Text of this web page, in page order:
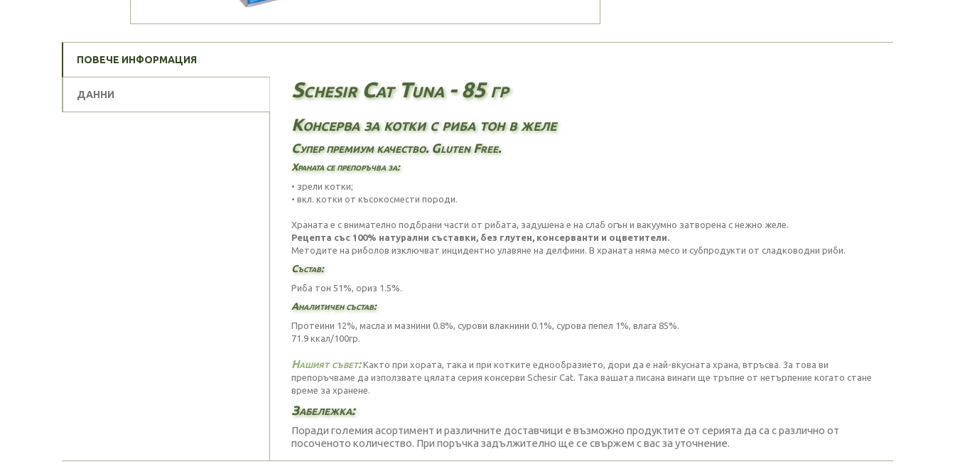
ПОВЕЧЕ ИНФОРМАЦИЯ
ДАННИ Schesir Cat Tuna - 85 гр
Консерва за котки с риба тон в желе
Супер премиум качество. Gluten Free.
Храната се препоръчва за:
• зрели котки;
• вкл. котки от късокосмести породи.
Храната е с внимателно подбрани части от рибата, задушена е на слаб огън и вакуумно затворена с нежно желе.
Рецепта със 100% натурални съставки, без глутен, консерванти и оцветители.
Методите на риболов изключват инцидентно улавяне на делфини. В храната няма месо и субпродукти от сладководни риби.
Състав:
Риба тон 51%, ориз 1.5%.
Аналитичен състав:
Протеини 12%, масла и мазнини 0.8%, сурови влакнини 0.1%, сурова пепел 1%, влага 85%.
71.9 ккал/100гр.
Нашият съвет:Както при хората, така и при котките еднообразието, дори да е най-вкусната храна, втръсва. За това ви
препоръчваме да използвате цялата серия консерви Schesir Cat. Така вашата писана винаги ще тръпне от нетърпение когато стане
време за хранене.
Забележка:
Поради големия асортимент и различните доставчици е възможно продуктите от серията да са с различно от
посоченото количество. При поръчка задължително ще се свържем с вас за уточнение.